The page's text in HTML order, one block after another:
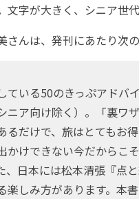
文字が大きく、シニア世
んは、発刊にあたり次
ている50のきっぷアドバ
ニア向け除く）。「裏ワ
るだけで、旅はとてもお得
かけできない今だからこ
、日本には松本清張『点
楽しみ方があります。本